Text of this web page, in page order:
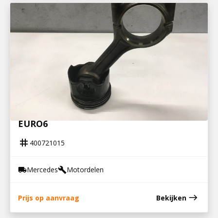
ZUIGER MET DRIJFSTANG ACTROS MP4
EURO6
tag 400721015
local_shippingMercedesbuildMotordelen
Prijs op aanvraag Bekijken east